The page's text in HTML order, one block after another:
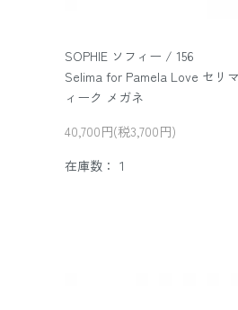
SOPHIE ソフィー / 156
Selima for Pamela Love セリ
ィーク メガネ
40,700円(税3,700円)
在庫数：１